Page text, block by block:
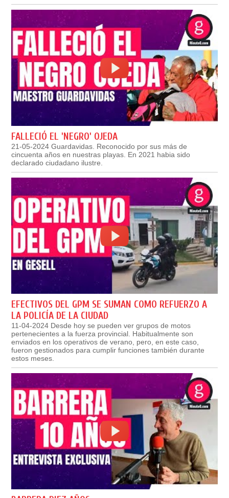
FALLECIÓ EL 'NEGRO' OJEDA
21-05-2024 Guardavidas. Reconocido por sus más de
cincuenta años en nuestras playas. En 2021 habia sido
declarado ciudadano ilustre.
EFECTIVOS DEL GPM SE SUMAN COMO REFUERZO A
LA POLICÍA DE LA CIUDAD
11-04-2024 Desde hoy se pueden ver grupos de motos
pertenecientes a la fuerza provincial. Habitualmente son
enviados en los operativos de verano, pero, en este caso,
fueron gestionados para cumplir funciones también durante
estos meses.